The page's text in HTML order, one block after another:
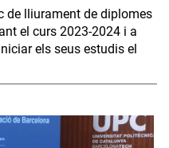
de lliurament de diplomes
el curs 2023-2024 i a
els seus estudis el